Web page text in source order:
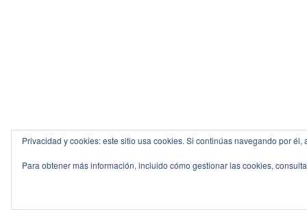
Privacidad y cookies: este sitio usa cookies. Si continúas navegando por él,
Para obtener más información, incluido cómo gestionar las cookies,